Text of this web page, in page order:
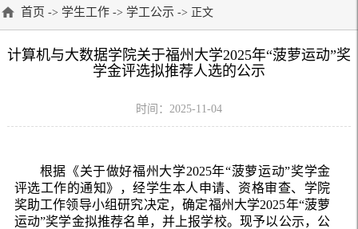
首页 -> 学生工作 -> 学工公示 -> 正文
计算机与大数据学院关于福州大学2025年“菠萝运动”奖
学金评选拟推荐人选的公示
时间：2025-11-04
根据《关于做好福州大学2025年“菠萝运动”奖学金
评选工作的通知》，经学生本人申请、资格审查、学院
奖助工作领导小组研究决定，确定福州大学2025年“菠萝
运动”奖学金拟推荐名单，并上报学校。现予以公示，公